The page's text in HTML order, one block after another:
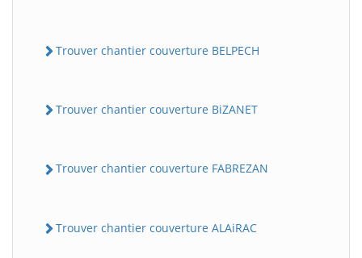
Trouver chantier couverture BELPECH
Trouver chantier couverture BiZANET
Trouver chantier couverture FABREZAN
Trouver chantier couverture ALAiRAC